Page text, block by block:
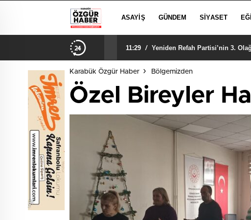
ASAYIŞ GÜNDEM SIYASET
11:29 / Yeniden Refah Partisi’nin 3.
Karabük Özgür Haber Bölgemizden
Özel Bireyler